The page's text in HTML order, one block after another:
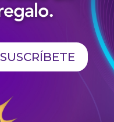
SUSCRÍBETE